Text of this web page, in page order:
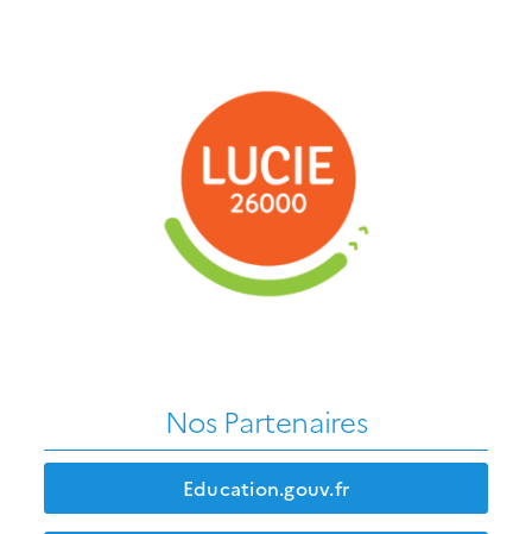
Nos Partenaires
Education.gouv.fr